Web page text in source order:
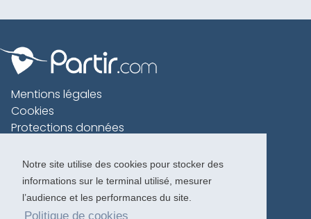
Notre site utilise des cookies pour stocker des
informations sur le terminal utilisé, mesurer
l’audience et les performances du site.
Politique de cookies
Mentions légales
Cookies
Protections données
Charte voyageur
Copyright 1996-2026